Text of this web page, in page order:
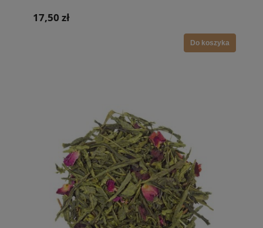
17,50 zł
Do koszyka